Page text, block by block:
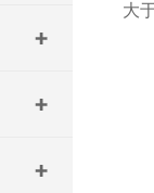
大
二